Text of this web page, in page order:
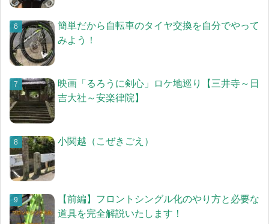
簡単だから自転車のタイヤ交換を自分でやって
みよう！
映画「るろうに剣心」ロケ地巡り【三井寺～日
吉大社～安楽律院】
小関越（こぜきごえ）
【前編】フロントシングル化のやり方と必要な
道具を完全解説いたします！